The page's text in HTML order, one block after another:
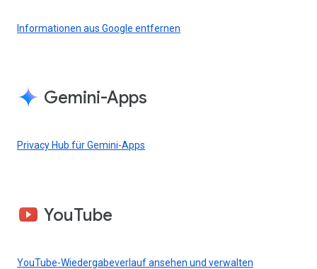
Informationen aus Google entfernen
Gemini-Apps
Privacy Hub für Gemini-Apps
YouTube
YouTube-Wiedergabeverlauf ansehen und verwalten